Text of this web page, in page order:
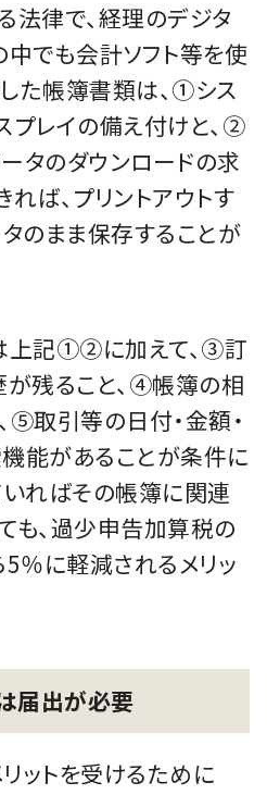
法律で、経理のデジタ
中でも会計ソフト等を使
た帳簿書類は、①シス
プレイの備え付けと、②
タのダウンロードの求
ば、プリントアウトす
のまま保存することが
上記①②に加えて、③訂
が残ること、④帳簿の相
⑤取引等の日付・金額・
能があることが条件に
いればその帳簿に関連
も、過少申告加算税の
％に軽減されるメリッ
届出が必要
ットを受けるために